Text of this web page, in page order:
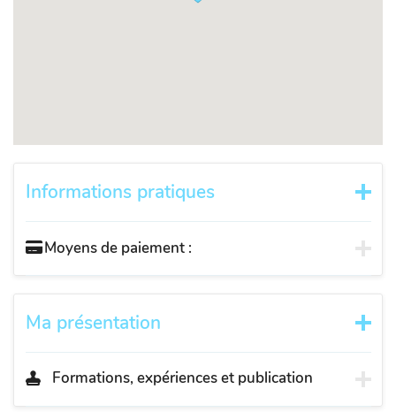
Informations pratiques
Moyens de paiement :
Ma présentation
Formations, expériences et publication